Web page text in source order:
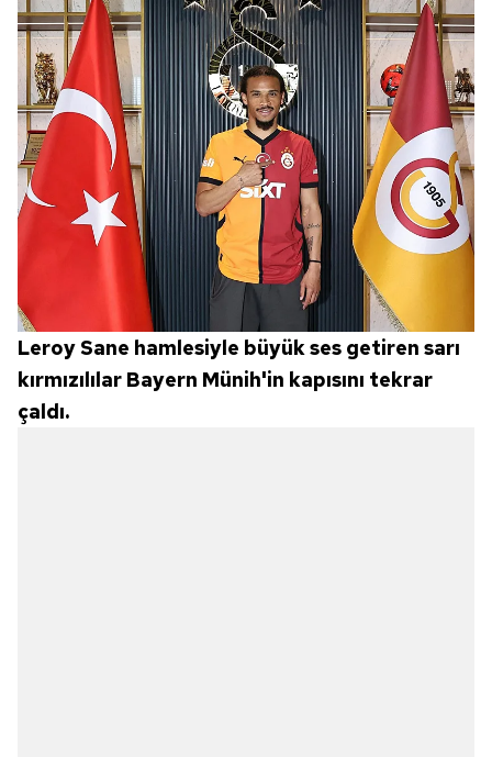
Leroy Sane hamlesiyle büyük ses getiren sarı
kırmızılılar Bayern Münih'in kapısını tekrar
çaldı.